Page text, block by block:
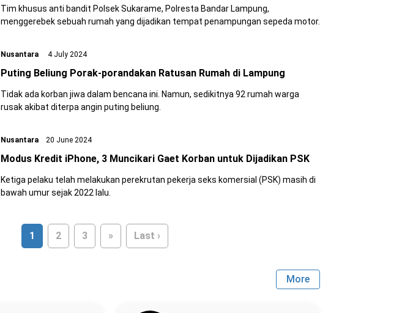
Tim khusus anti bandit Polsek Sukarame, Polresta Bandar Lampung,
menggerebek sebuah rumah yang dijadikan tempat penampungan sepeda motor.
Nusantara 4 July 2024
Puting Beliung Porak-porandakan Ratusan Rumah di Lampung
Tidak ada korban jiwa dalam bencana ini. Namun, sedikitnya 92 rumah warga
rusak akibat diterpa angin puting beliung.
Nusantara 20 June 2024
Modus Kredit iPhone, 3 Muncikari Gaet Korban untuk Dijadikan PSK
Ketiga pelaku telah melakukan perekrutan pekerja seks komersial (PSK) masih di
bawah umur sejak 2022 lalu.
1 2 3 » Last ›
More